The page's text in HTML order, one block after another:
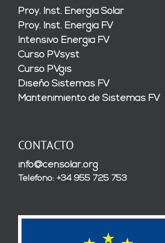
Proy. Inst. Energía Solar
Proy. Inst. Energía FV
Intensivo Energía FV
Curso PVsyst
Curso PVgis
Diseño Sistemas FV
Mantenimiento de Sistemas FV
CONTACTO
info@censolar.org
Teléfono: +34 955 725 753